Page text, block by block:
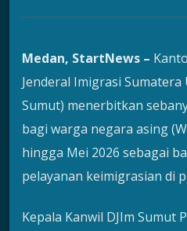
Medan, StartNews –
Jenderal Imigrasi
Sumut) menerbitkan
bagi warga negara asing
hingga Mei 2026 sebagai
pelayanan keimigrasian di
Kepala Kanwil DJIm Sumut